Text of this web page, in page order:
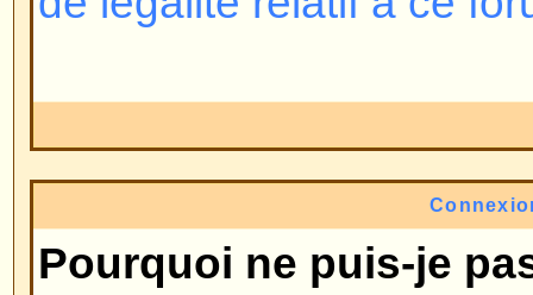
Pourquoi n'ai-je pas besoin
de vous enregistrer pour poster
certains forums. Toutefois,
donnera accès à des fonctions